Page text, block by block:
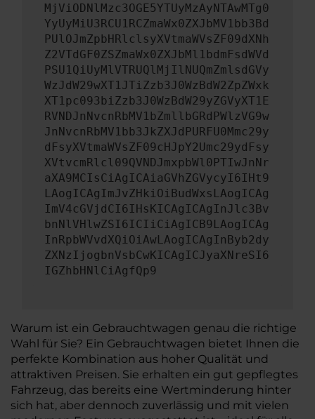
MjViODNlMzc3OGE5YTUyMzAyNTAwMTg0
YyUyMiU3RCU1RCZmaWx0ZXJbMV1bb3Bd
PUlOJmZpbHRlclsyXVtmaWVsZF09dXNh
Z2VTdGF0ZSZmaWx0ZXJbMl1bdmFsdWVd
PSU1QiUyMlVTRUQlMjIlNUQmZmlsdGVy
WzJdW29wXT1JTiZzb3J0WzBdW2ZpZWxk
XT1pc093biZzb3J0WzBdW29yZGVyXT1E
RVNDJnNvcnRbMV1bZmllbGRdPWlzVG9w
JnNvcnRbMV1bb3JkZXJdPURFU0Mmc29y
dFsyXVtmaWVsZF09cHJpY2Umc29ydFsy
XVtvcmRlcl09QVNDJmxpbWl0PTIwJnNr
aXA9MCIsCiAgICAiaGVhZGVycyI6IHt9
LAogICAgImJvZHkiOiBudWxsLAogICAg
ImV4cGVjdCI6IHsKICAgICAgInJlc3Bv
bnNlVHlwZSI6ICIiCiAgICB9LAogICAg
InRpbWVvdXQiOiAwLAogICAgInByb2dy
ZXNzIjogbnVsbCwKICAgICJyaXNreSI6
IGZhbHNlCiAgfQp9
Warum ist ein Gebrauchtwagen genau die richtige
Wahl für Sie? Ein Gebrauchtwagen bietet Ihnen die
perfekte Kombination aus hoher Qualität und
attraktiven Preisen. Sie erhalten ein gut gepflegtes
Fahrzeug, das bereits eine Wertminderung hinter
sich hat, aber dennoch zuverlässig und mit vielen